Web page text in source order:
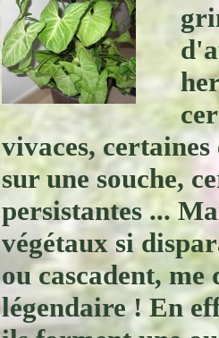
vivaces,
sur une souche,
persistantes ...
végétaux si
ou cascadent, me
légendaire ! En